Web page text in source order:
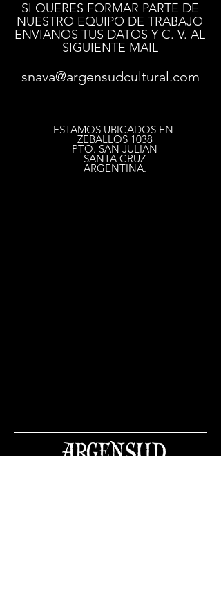
SI QUERES FORMAR PARTE DE
NUESTRO EQUIPO DE TRABAJO
ENVIANOS TUS DATOS Y C. V. AL
SIGUIENTE MAIL
snava@argensudcultural.com
ESTAMOS UBICADOS EN
ZEBALLOS 1038
PTO. SAN JULIAN
SANTA CRUZ
ARGENTINA.